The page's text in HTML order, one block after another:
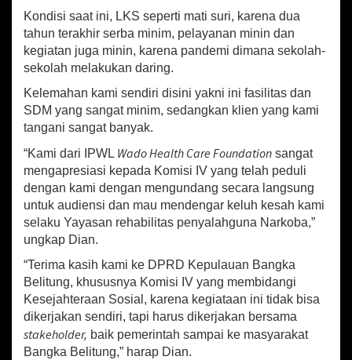
k
a
s
i
K
S
N
P
Z
A
Kondisi saat ini, LKS seperti mati suri, karena dua
tahun terakhir serba minim, pelayanan minin dan
kegiatan juga minin, karena pandemi dimana sekolah-
sekolah melakukan daring.
Kelemahan kami sendiri disini yakni ini fasilitas dan
SDM yang sangat minim, sedangkan klien yang kami
tangani sangat banyak.
“Kami dari IPWL Wado Health Care Foundation sangat
mengapresiasi kepada Komisi IV yang telah peduli
dengan kami dengan mengundang secara langsung
untuk audiensi dan mau mendengar keluh kesah kami
selaku Yayasan rehabilitas penyalahguna Narkoba,”
ungkap Dian.
“Terima kasih kami ke DPRD Kepulauan Bangka
Belitung, khususnya Komisi IV yang membidangi
Kesejahteraan Sosial, karena kegiataan ini tidak bisa
dikerjakan sendiri, tapi harus dikerjakan bersama
stakeholder, baik pemerintah sampai ke masyarakat
Bangka Belitung,” harap Dian.